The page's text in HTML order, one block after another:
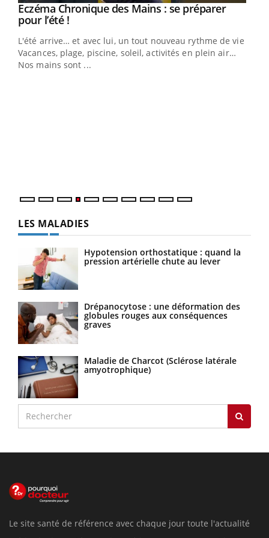
Youtube
Eczéma Chronique des Mains : se préparer
pour l’été !Youtube
L'été arrive… et avec lui, un tout nouveau rythme de vie !
Vacances, plage, piscine, soleil, activités en plein air…
Nos mains sont ...
Youtube
Diabète & Ramadan 2026Youtube
Le Ramadan approche, et, pour de nombreuses
personnes atteintes de diabète, c'est une période de
questions, de défis, mais ...
LES MALADIES
Hypotension orthostatique : quand la
pression artérielle chute au lever
Drépanocytose : une déformation des
globules rouges aux conséquences
graves
Maladie de Charcot (Sclérose latérale
amyotrophique)
Le site santé de référence avec chaque jour toute l'actualité